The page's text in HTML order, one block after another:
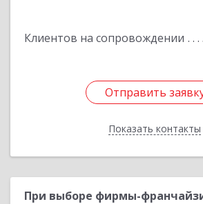
Клиентов на сопровождении
Отправить
Показать контакты
Отправить
Назад
При выборе фирмы-